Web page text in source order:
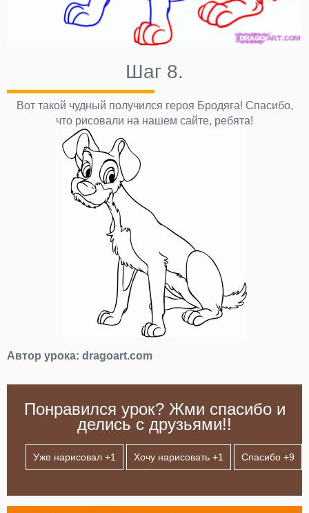
Шаг 8.
Вот такой чудный получился героя Бродяга! Спасибо,
что рисовали на нашем сайте, ребята!
Автор урока: dragoart.com
Понравился урок? Жми спасибо и
делись с друзьями!!
Уже нарисовал +1 Хочу нарисовать +1 Спасибо +9